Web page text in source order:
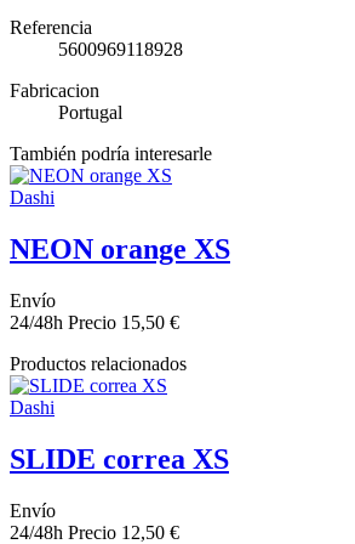
Referencia
5600969118928
Fabricacion
Portugal
También podría interesarle
Dashi
NEON orange XS
Envío
24/48h Precio 15,50 €
Productos relacionados
Dashi
SLIDE correa XS
Envío
24/48h Precio 12,50 €